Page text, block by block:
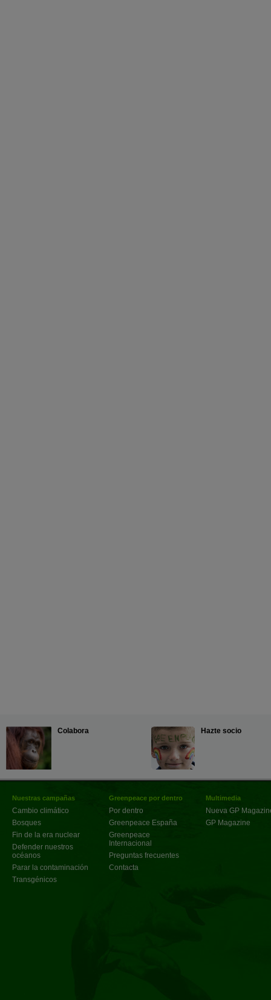
Colabora Hazte socio
Nuestras campañas
Cambio climático
Bosques
Fin de la era nuclear
Defender nuestros
océanos
Parar la contaminación
Transgénicos
Greenpeace por dentro
Por dentro
Greenpeace España
Greenpeace
Internacional
Preguntas frecuentes
Contacta
Multimedia
Nueva GP
GP Magazine